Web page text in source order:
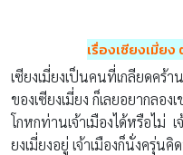
เรื่องเซียงเมี่ย
เซียงเมี่ยงเป็นคนที่เกลียดคร้า
ของเซียงเมี่ยง ก็เลยอยากลอง
โกหกท่านเจ้าเมืองได้หรือไม่
ยงเมี่ยงอยู่ เจ้าเมืองก็นั่งครุ่น